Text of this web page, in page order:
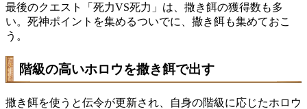
最後のクエスト「死力VS死力」は、撒き餌の獲得数も多
い。死神ポイントを集めるついでに、撒き餌も集めておこ
う。
階級の高いホロウを撒き餌で出す
撒き餌を使うと伝令が更新され、自身の階級に応じたホロウ